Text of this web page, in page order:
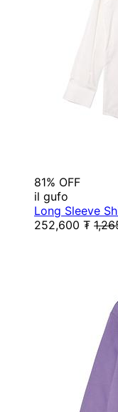
81% OFF
il gufo
Long Sleeve
252,600 ₮